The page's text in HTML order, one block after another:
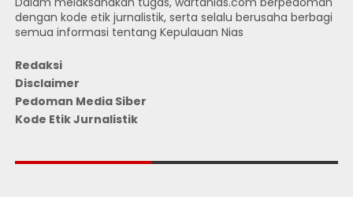
dengan kode etik jurnalistik, serta selalu berusaha berbagi
semua informasi tentang Kepulauan Nias
Redaksi
Disclaimer
Pedoman Media Siber
Kode Etik Jurnalistik